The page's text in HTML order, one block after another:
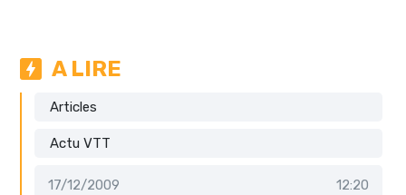
A LIRE
Articles
Actu VTT
17/12/2009 12:20